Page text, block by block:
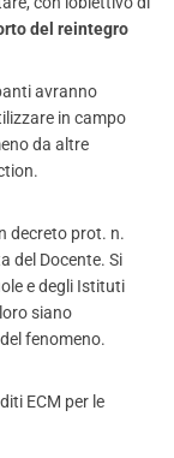
del reintegro
avranno
in campo
da altre
decreto prot. n.
del Docente. Si
e degli Istituti
siano
fenomeno.
ECM per le